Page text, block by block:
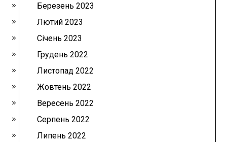
Березень 2023
Лютий 2023
Січень 2023
Грудень 2022
Листопад 2022
Жовтень 2022
Вересень 2022
Серпень 2022
Липень 2022